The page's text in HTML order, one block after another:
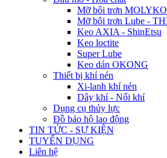
Mỡ bôi trơn
Mỡ bôi trơn Lube -
Keo AXIA - ShinEtsu
Keo loctite
Super Lube
Keo dán OKONG
Thiết bị khí nén
Xi-lanh khí nén
Dây khí - Nối khí
Dụng cụ thủy lực
Đồ bảo hộ lao động
TIN TỨC - SỰ KIỆN
TUYỂN DỤNG
Liên hệ